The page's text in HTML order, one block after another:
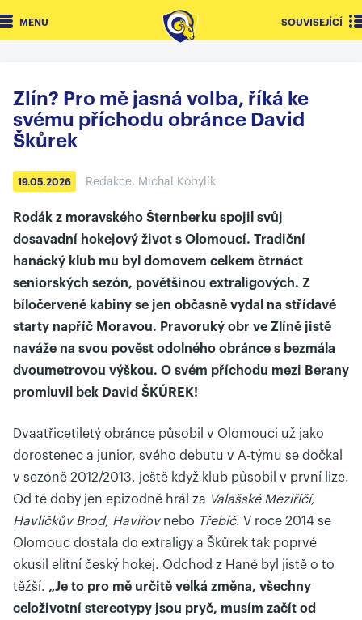
MENU SOUVISEJÍCÍ
Zlín? Pro mě jasná volba, říká ke
svému příchodu obránce David
Škůrek
19.05.2026 Redakce, Michal Kobylík
Rodák z moravského Šternberku spojil svůj
dosavadní hokejový život s Olomoucí. Tradiční
hanácký klub mu byl domovem celkem čtrnáct
seniorských sezón, povětšinou extraligových. Z
bíločervené kabiny se jen občasně vydal na střídavé
starty napříč Moravou. Pravoruký obr ve Zlíně jistě
naváže na svou pověst odolného obránce s bezmála
dvoumetrovou výškou. O svém příchodu mezi Berany
promluvil bek David ŠKŮREK!
Dvaatřicetiletý obránce působil v Olomouci už jako
dorostenec a junior, svého debutu v A-týmu se dočkal
v sezóně 2012/2013, ještě když klub působil v první lize.
Od té doby jen epizodně hrál za Valašské Meziříčí,
Havlíčkův Brod, Havířovnebo Třebíč. V roce 2014 se
Olomouc dostala do extraligy a Škůrek tak poprvé
okusil elitní český hokej. Odchod z Hané byl jistě o to
těžší. „Je to pro mě určitě velká změna, všechny
celoživotní stereotypy jsou pryč, musím začít od